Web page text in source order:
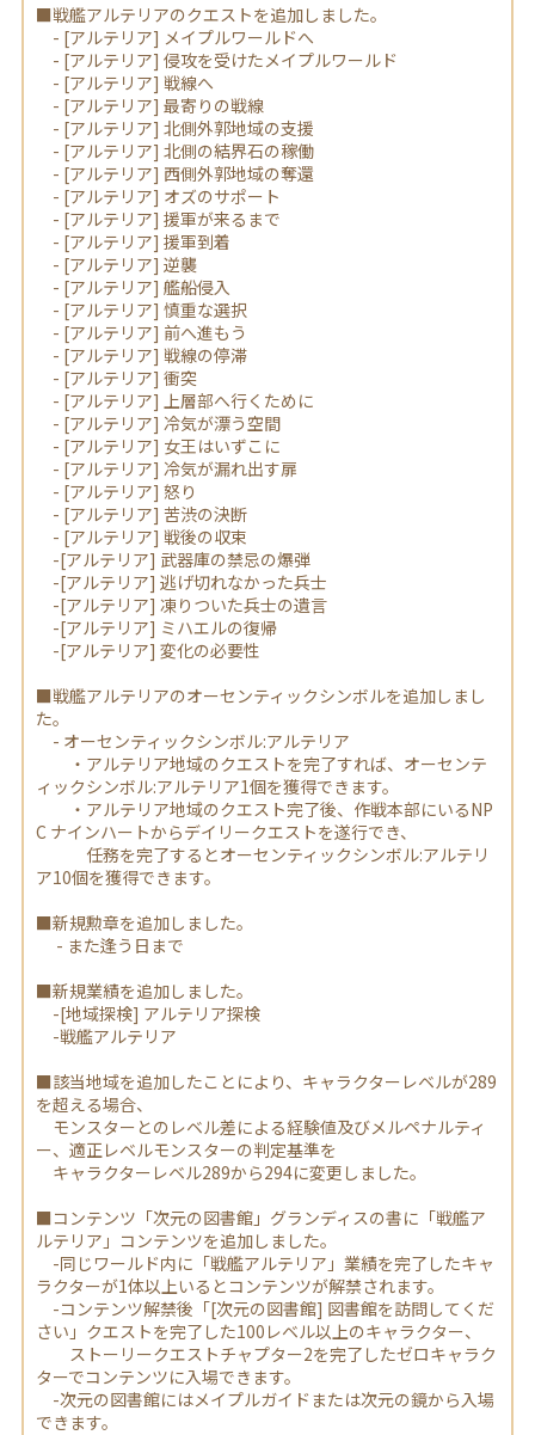
■戦艦アルテリアのクエストを追加しました。
- [アルテリア] メイプルワールドへ
- [アルテリア] 侵攻を受けたメイプルワールド
- [アルテリア] 戦線へ
- [アルテリア] 最寄りの戦線
- [アルテリア] 北側外郭地域の支援
- [アルテリア] 北側の結界石の稼働
- [アルテリア] 西側外郭地域の奪還
- [アルテリア] オズのサポート
- [アルテリア] 援軍が来るまで
- [アルテリア] 援軍到着
- [アルテリア] 逆襲
- [アルテリア] 艦船侵入
- [アルテリア] 慎重な選択
- [アルテリア] 前へ進もう
- [アルテリア] 戦線の停滞
- [アルテリア] 衝突
- [アルテリア] 上層部へ行くために
- [アルテリア] 冷気が漂う空間
- [アルテリア] 女王はいずこに
- [アルテリア] 冷気が漏れ出す扉
- [アルテリア] 怒り
- [アルテリア] 苦渋の決断
- [アルテリア] 戦後の収束
-[アルテリア] 武器庫の禁忌の爆弾
-[アルテリア] 逃げ切れなかった兵士
-[アルテリア] 凍りついた兵士の遺言
-[アルテリア] ミハエルの復帰
-[アルテリア] 変化の必要性
■戦艦アルテリアのオーセンティックシンボルを追加しまし
た。
- オーセンティックシンボル:アルテリア
・アルテリア地域のクエストを完了すれば、オーセンテ
ィックシンボル:アルテリア1個を獲得できます。
・アルテリア地域のクエスト完了後、作戦本部にいるNP
C ナインハートからデイリークエストを遂行でき、
任務を完了するとオーセンティックシンボル:アルテリ
ア10個を獲得できます。
■新規勲章を追加しました。
- また逢う日まで
■新規業績を追加しました。
-[地域探検] アルテリア探検
-戦艦アルテリア
■該当地域を追加したことにより、キャラクターレベルが289
を超える場合、
モンスターとのレベル差による経験値及びメルペナルティ
ー、適正レベルモンスターの判定基準を
キャラクターレベル289から294に変更しました。
■コンテンツ「次元の図書館」グランディスの書に「戦艦ア
ルテリア」コンテンツを追加しました。
-同じワールド内に「戦艦アルテリア」業績を完了したキャ
ラクターが1体以上いるとコンテンツが解禁されます。
-コンテンツ解禁後「[次元の図書館] 図書館を訪問してくだ
さい」クエストを完了した100レベル以上のキャラクター、
ストーリークエストチャプター2を完了したゼロキャラク
ターでコンテンツに入場できます。
-次元の図書館にはメイプルガイドまたは次元の鏡から入場
できます。